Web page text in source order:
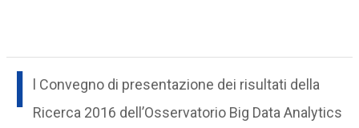
I
l Convegno di presentazione dei risultati della
Ricerca 2016 dell’Osservatorio Big Data Analytics